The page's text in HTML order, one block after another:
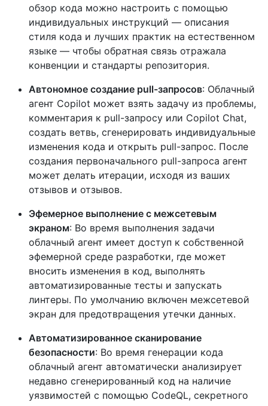
обзор кода можно настроить с помощью
индивидуальных инструкций — описания
стиля кода и лучших практик на естественном
языке — чтобы обратная связь отражала
конвенции и стандарты репозитория.
Автономное создание pull-запросов: Облачный
агент Copilot может взять задачу из проблемы,
комментария к pull-запросу или Copilot Chat,
создать ветвь, сгенерировать индивидуальные
изменения кода и открыть pull-запрос. После
создания первоначального pull-запроса агент
может делать итерации, исходя из ваших
отзывов и отзывов.
Эфемерное выполнение с межсетевым
экраном: Во время выполнения задачи
облачный агент имеет доступ к собственной
эфемерной среде разработки, где может
вносить изменения в код, выполнять
автоматизированные тесты и запускать
линтеры. По умолчанию включен межсетевой
экран для предотвращения утечки данных.
Автоматизированное сканирование
безопасности: Во время генерации кода
облачный агент автоматически анализирует
недавно сгенерированный код на наличие
уязвимостей с помощью CodeQL, секретного